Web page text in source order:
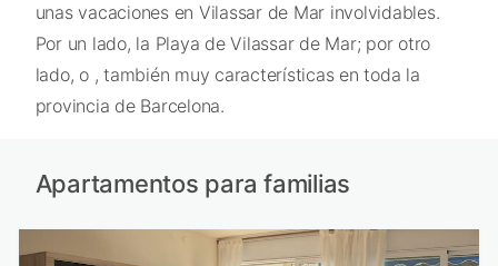
unas vacaciones en Vilassar de Mar involvidables.
Por un lado, la Playa de Vilassar de Mar; por otro
lado, o , también muy características en toda la
provincia de Barcelona.
Apartamentos para familias